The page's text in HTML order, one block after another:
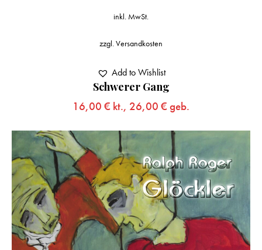
Schwerer Gang
16,00 € kt., 26,00 € geb.
inkl. MwSt.
zzgl.Versandkosten
Add to Wishlist